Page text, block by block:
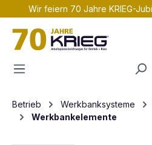
Zum Hauptinhalt springen
Wir feiern 70 Jahre KRIEG-
Betrieb Werkbanksysteme
Werkbankelemente